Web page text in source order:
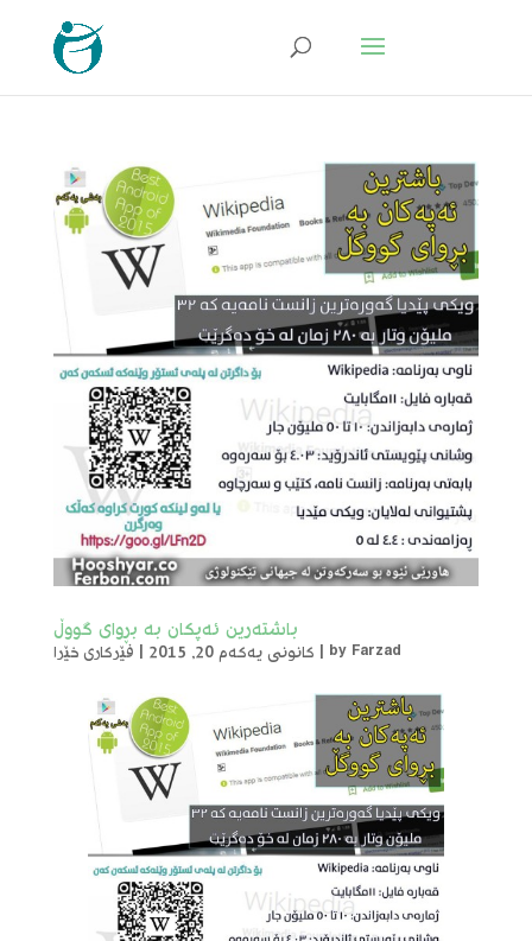
باشتەرین ئەپکان بە بڕوای گووڵ
by Farzad
| کانونی یەکەم 20, 2015 | فێرکاری خێرا